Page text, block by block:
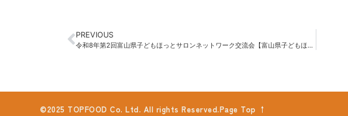
PREVIOUS
令和8年第2回富山県子どもほっとサロンネットワーク交流会【富山県子どもほっとサロンネットワーク】
©2025 TOPFOOD Co. Ltd. All rights Reserved.Page Top ↑